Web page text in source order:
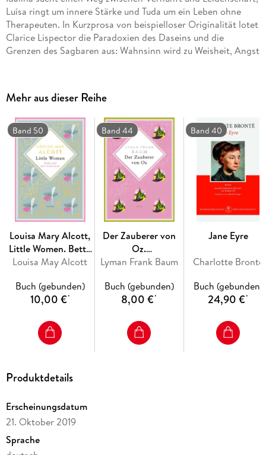
Luísa ringt um innere Stärke und Tuda um ein Leben ohne
Therapeuten. In Kurzprosa von beispielloser Originalität lotet
Clarice Lispector die Paradoxien des Daseins und die
Grenzen des Sagbaren aus: Wahnsinn wird zu Weisheit, Angst
flirrenden Träume von einer geheimnisvollen Welt. . .
International als einer der Höhepunkte brasilianischer
Literatur bekannt, ist Lispectors Kurzprosa im
deutschsprachigen Raum noch zu entdecken. Der
vorliegende Band mit vierzig teils erstmals ins Deutsche
übertragenen Geschichten verspricht eine aufregende
Begegnung mit der suggestiven Kraft ihrer Sprachkunst.
Mehr aus dieser Reihe
Band 50
Louisa Mary Alcott,
Little Women. Betty
und ihre Schwestern
Teil.
Schmuckausgabe
Louisa May Alcott
Buch (gebunden)
10,00 €*
Band 44
Der Zauberer von
Oz.
Schmuckausgabe
Lyman Frank Baum
Buch (gebunden)
8,00 €*
Band 40
Jane Eyre
Charlotte Brontë
Buch (gebunden)
24,90 €*
Produktdetails
Erscheinungsdatum
21. Oktober 2019
Sprache